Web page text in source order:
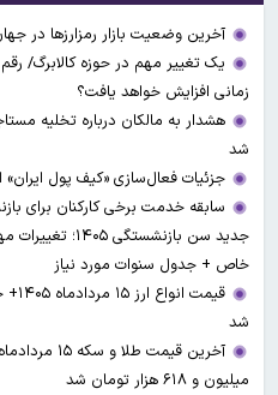
آخرین وضعیت بازار رمزارزها در جهان/ معاملات
یک تغییر مهم در حوزه کالابرگ/
زمانی افزایش خواهد یافت؟
هشدار به مالکان درباره تخلیه
شد
جزئیات فعال‌سازی «کیف پول ایران»
سابقه خدمت برخی کارکنان برای
جدید سن
خاص + جدول سنوات مورد نیاز
شد
میلیون و ۶۱۸ هزار تومان شد